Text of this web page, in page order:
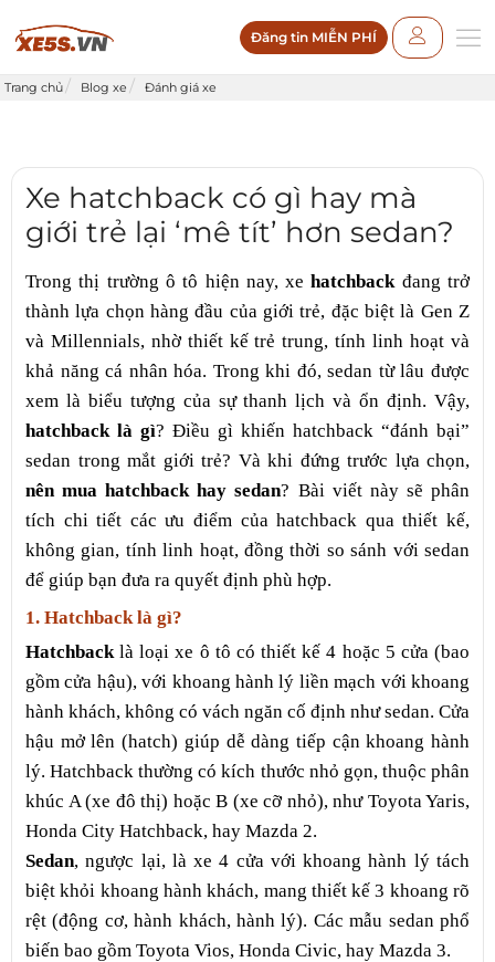
Đăng tin MIỄN PHÍ
Trang chủ Blog xe Đánh giá xe
Xe hatchback có gì hay mà
giới trẻ lại ‘mê tít’ hơn sedan?
Trong thị trường ô tô hiện nay, xehatchbackđang trở
thành lựa chọn hàng đầu của giới trẻ, đặc biệt là Gen Z
và Millennials, nhờ thiết kế trẻ trung, tính linh hoạt và
khả năng cá nhân hóa. Trong khi đó, sedan từ lâu được
xem là biểu tượng của sự thanh lịch và ổn định. Vậy,
hatchback là gì? Điều gì khiến hatchback “đánh bại”
sedan trong mắt giới trẻ? Và khi đứng trước lựa chọn,
nên mua hatchback hay sedan? Bài viết này sẽ phân
tích chi tiết các ưu điểm của hatchback qua thiết kế,
không gian, tính linh hoạt, đồng thời so sánh với sedan
để giúp bạn đưa ra quyết định phù hợp.
1. Hatchback là gì?
Hatchbacklà loại xe ô tô có thiết kế 4 hoặc 5 cửa (bao
gồm cửa hậu), với khoang hành lý liền mạch với khoang
hành khách, không có vách ngăn cố định như sedan. Cửa
hậu mở lên (hatch) giúp dễ dàng tiếp cận khoang hành
lý. Hatchback thường có kích thước nhỏ gọn, thuộc phân
khúc A (xe đô thị) hoặc B (xe cỡ nhỏ), như Toyota Yaris,
Honda City Hatchback, hay Mazda 2.
Sedan, ngược lại, là xe 4 cửa với khoang hành lý tách
biệt khỏi khoang hành khách, mang thiết kế 3 khoang rõ
rệt (động cơ, hành khách, hành lý). Các mẫu sedan phổ
biến bao gồm Toyota Vios, Honda Civic, hay Mazda 3.